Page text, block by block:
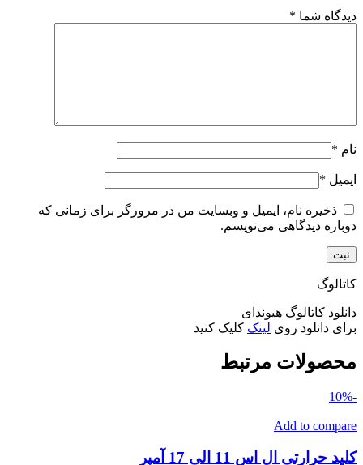
دیدگاه شما *
نام *
ایمیل *
ذخیره نام، ایمیل و وبسایت من در مرورگر برای زمانی که
دوباره دیدگاهی می‌نویسم.
کاتالوگ
دانلود کاتالوگ هیوندای
برای دانلود روی لینک کلیک کنید
محصولات مرتبط
-10%
Add to compare
کلید حرارتی ال اس 11 الی 17 آمپر